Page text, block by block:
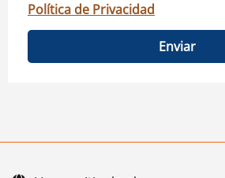
Política de Privacidad
Enviar